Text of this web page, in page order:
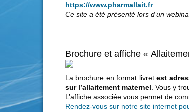
https://www.pharmallait.fr
Ce site a été présenté lors d’un
Brochure et affiche «
La brochure en format livretest
sur l’allaitement maternel . Vous y
L’affiche associée vous permet de
Rendez-vous sur notre site internet